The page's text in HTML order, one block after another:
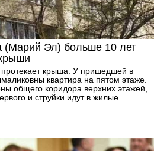
(Марий Эл) больше 10 лет
крыша. У пришедшей в
квартира на пятом этаже.
общего коридора верхних этажей,
и струйки идут в жилые